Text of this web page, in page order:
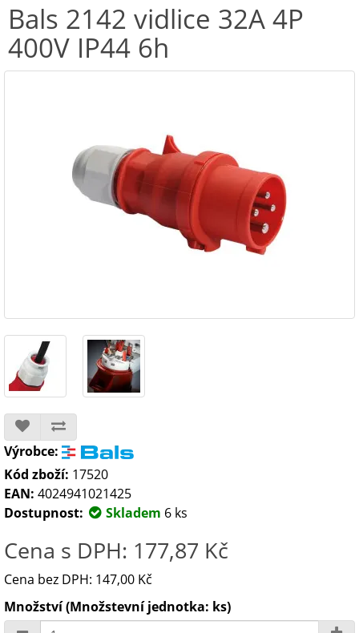
Bals 2142 vidlice 32A 4P
400V IP44 6h
Výrobce:
Kód zboží: 17520
EAN: 4024941021425
Dostupnost:
Skladem 6 ks
Cena s DPH: 177,87 Kč
Cena bez DPH: 147,00 Kč
Množství (Množstevní jednotka: ks)